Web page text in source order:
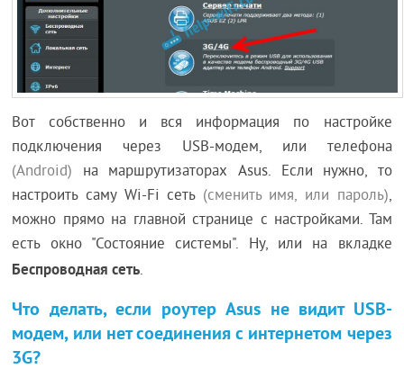
Вот собственно и вся информация по настройке
подключения через USB-модем, или телефона
(Android) на маршрутизаторах Asus. Если нужно, то
настроить саму Wi-Fi сеть (сменить имя, или пароль),
можно прямо на главной странице с настройками. Там
есть окно "Состояние системы". Ну, или на вкладке
Беспроводная сеть.
Что делать, если роутер Asus не видит USB-
модем, или нет соединения с интернетом через
3G?